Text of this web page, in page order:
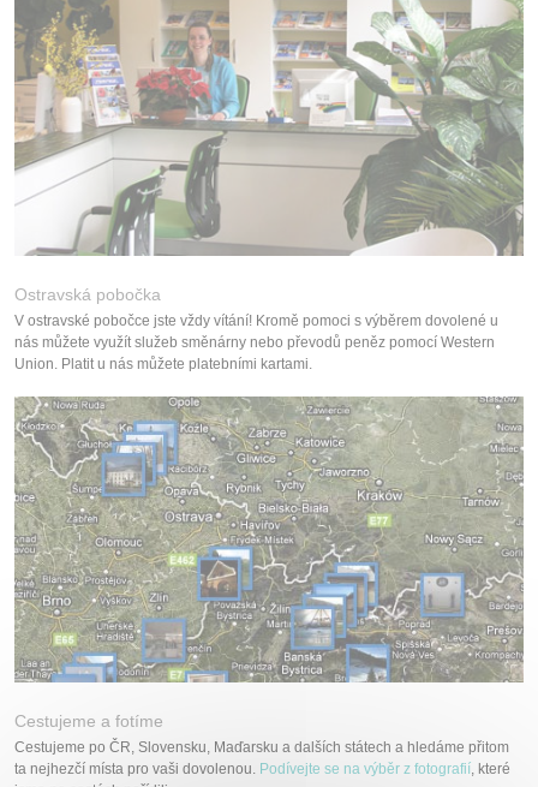
Ostravská pobočka
V ostravské pobočce jste vždy vítání! Kromě pomoci s výběrem dovolené u
nás můžete využít služeb směnárny nebo převodů peněz pomocí Western
Union. Platit u nás můžete platebními kartami.
Cestujeme a fotíme
Cestujeme po ČR, Slovensku, Maďarsku a dalších státech a hledáme přitom
ta nejhezčí místa pro vaši dovolenou. Podívejte se na výběr z fotografií, které